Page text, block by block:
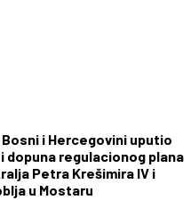
Bosni i Hercegovini uputio
dopuna regulacionog plana
Petra Krešimira IV i
u Mostaru